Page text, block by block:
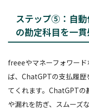
ステップ⑤：自動
の勘定科目を一
freeeやマネーフォワー
ば、ChatGPTの支払履
てくれます。ChatGPTの
や漏れを防ぎ、スムーズ